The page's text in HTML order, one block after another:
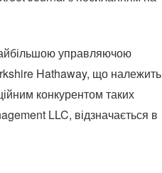
управляючою
Hathaway, що належить
конкурентом таких
LLC, відзначається в